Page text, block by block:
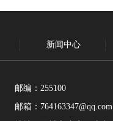
新闻中心
邮编：255100
邮箱：764163347@qq.com